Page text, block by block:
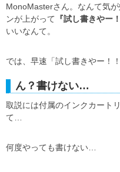
MonoMasterさん。なんて気
ンが上がって
『試し書きやー
いいなんて。
では、早速「試し書きやー！！
ん？書けない…
取説には付属のインクカート
て…
何度やっても書けない…